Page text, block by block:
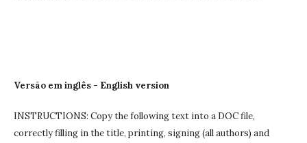
Versão em inglês - English version
INSTRUCTIONS: Copy the following text into a DOC file,
correctly filling in the title, printing, signing (all authors) and